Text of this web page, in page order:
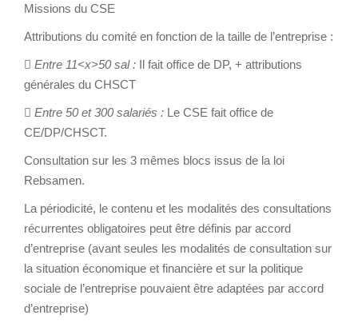
Missions du CSE
Attributions du comité en fonction de la taille de l’entreprise :
 Entre 11<x>50 sal : Il fait office de DP, + attributions
générales du CHSCT
 Entre 50 et 300 salariés : Le CSE fait office de
CE/DP/CHSCT.
Consultation sur les 3 mêmes blocs issus de la loi
Rebsamen.
La périodicité, le contenu et les modalités des consultations
récurrentes obligatoires peut être définis par accord
d’entreprise (avant seules les modalités de consultation sur
la situation économique et financière et sur la politique
sociale de l’entreprise pouvaient être adaptées par accord
d’entreprise)